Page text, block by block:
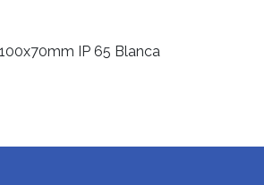
IP 65 Blanca